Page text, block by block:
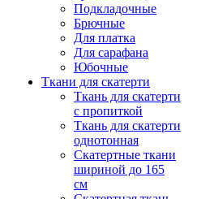
Подкладочные
Брючные
Для платка
Для сарафана
Юбочные
Ткани для скатерти
Ткань для скатерти
с пропиткой
Ткань для скатерти
однотонная
Скатертные ткани
шириной до 165
см